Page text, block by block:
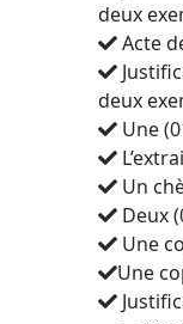
deux
Acte
deux
Une
Un
Deux
Une
Une